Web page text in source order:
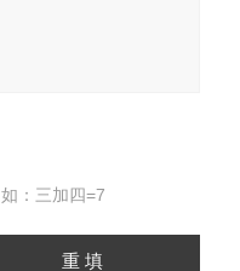
：三加四=7